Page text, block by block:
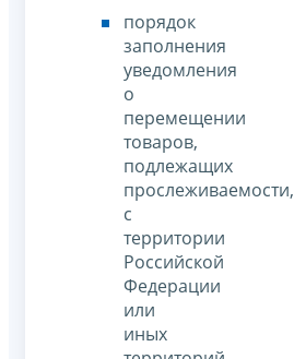
порядок
заполнения
уведомления
о
перемещении
товаров,
подлежащих
прослеживаемости,
с
территории
Российской
Федерации
или
иных